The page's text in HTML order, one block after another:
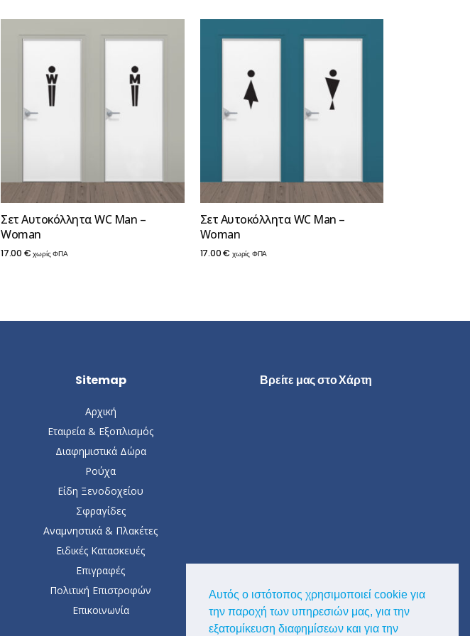
Αυτός ο ιστότοπος χρησιμοποιεί cookie για
την παροχή των υπηρεσιών μας, για την
εξατομίκευση διαφημίσεων και για την
Σετ Αυτοκόλλητα WC Man –
Woman
17.00 € χωρίς ΦΠΑ
Σετ Αυτοκόλλητα WC Man –
Woman
17.00€ χωρίς ΦΠΑ
Sitemap
Αρχική
Εταιρεία & Εξοπλισμός
Διαφημιστικά Δώρα
Ρούχα
Είδη Ξενοδοχείου
Σφραγίδες
Αναμνηστικά & Πλακέτες
Ειδικές Κατασκευές
Επιγραφές
Πολιτική Επιστροφών
Επικοινωνία
Βρείτε μας στο Χάρτη